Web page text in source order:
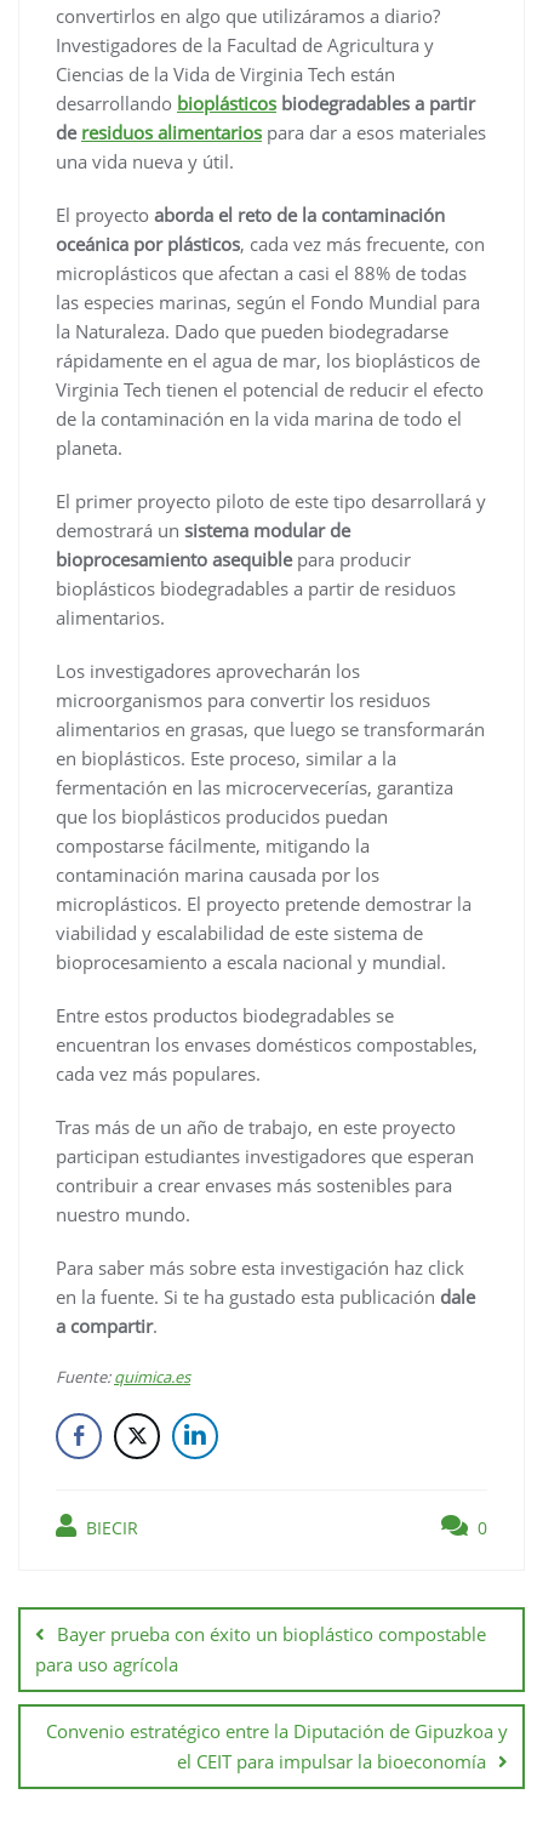
convertirlos en algo que utilizáramos a diario?
Investigadores de la Facultad de Agricultura y
Ciencias de la Vida de Virginia Tech están
desarrollando bioplásticos biodegradables a partir
de residuos alimentarios para dar a esos materiales
una vida nueva y útil.
El proyecto aborda el reto de la contaminación
oceánica por plásticos, cada vez más frecuente, con
microplásticos que afectan a casi el 88% de todas
las especies marinas, según el Fondo Mundial para
la Naturaleza. Dado que pueden biodegradarse
rápidamente en el agua de mar, los bioplásticos de
Virginia Tech tienen el potencial de reducir el efecto
de la contaminación en la vida marina de todo el
planeta.
El primer proyecto piloto de este tipo desarrollará y
demostrará un sistema modular de
bioprocesamiento asequiblepara producir
bioplásticos biodegradables a partir de residuos
alimentarios.
Los investigadores aprovecharán los
microorganismos para convertir los residuos
alimentarios en grasas, que luego se transformarán
en bioplásticos. Este proceso, similar a la
fermentación en las microcervecerías, garantiza
que los bioplásticos producidos puedan
compostarse fácilmente, mitigando la
contaminación marina causada por los
microplásticos. El proyecto pretende demostrar la
viabilidad y escalabilidad de este sistema de
bioprocesamiento a escala nacional y mundial.
Entre estos productos biodegradables se
encuentran los envases domésticos compostables,
cada vez más populares.
Tras más de un año de trabajo, en este proyecto
participan estudiantes investigadores que esperan
contribuir a crear envases más sostenibles para
nuestro mundo.
Para saber más sobre esta investigación haz click
en la fuente. Si te ha gustado esta publicación dale
a compartir.
Fuente:quimica.es
BIECIR 0
Bayer prueba con éxito un bioplástico compostable
para uso agrícola
Convenio estratégico entre la Diputación de Gipuzkoa y
el CEIT para impulsar la bioeconomía